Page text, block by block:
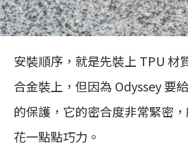
安裝順序，就是先裝上 TPU 材
合金裝上，但因為 Odyssey 要
的保護，它的密合度非常緊密
花一點點巧力。